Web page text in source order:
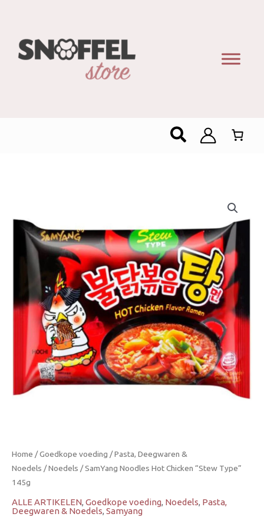
Zoeken
Home /Goedkope voeding /Pasta, Deegwaren &
Noedels /Noedels / SamYang Noodles Hot Chicken “Stew Type”
145g
ALLE ARTIKELEN, Goedkope voeding, Noedels, Pasta,
Deegwaren & Noedels, Samyang